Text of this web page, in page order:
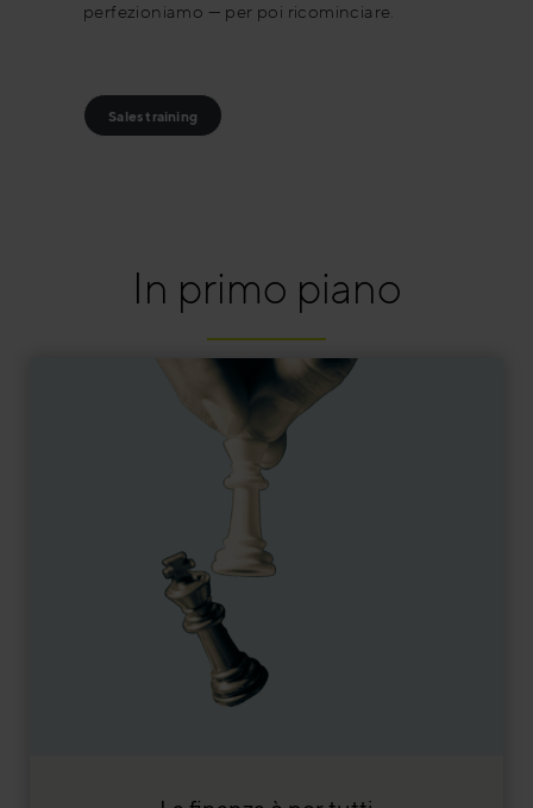
perfezioniamo — per poi ricominciare.
Sales training
In primo piano